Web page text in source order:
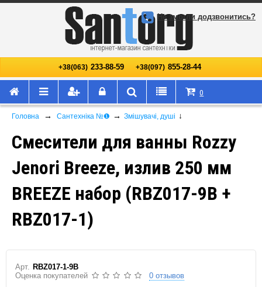
+38(063) 233-88-59 +38(097) 855-28-44
Не змогли додзвонитись?
0
Головна → Сантехніка №❶ → Змішувачі, душі ↓
Смесители для ванны Rozzy
Jenori Breeze, излив 250 мм
BREEZE набор (RBZ017-9B +
RBZ017-1)
Арт. RBZ017-1-9B
Оценка покупателей
0 отзывов